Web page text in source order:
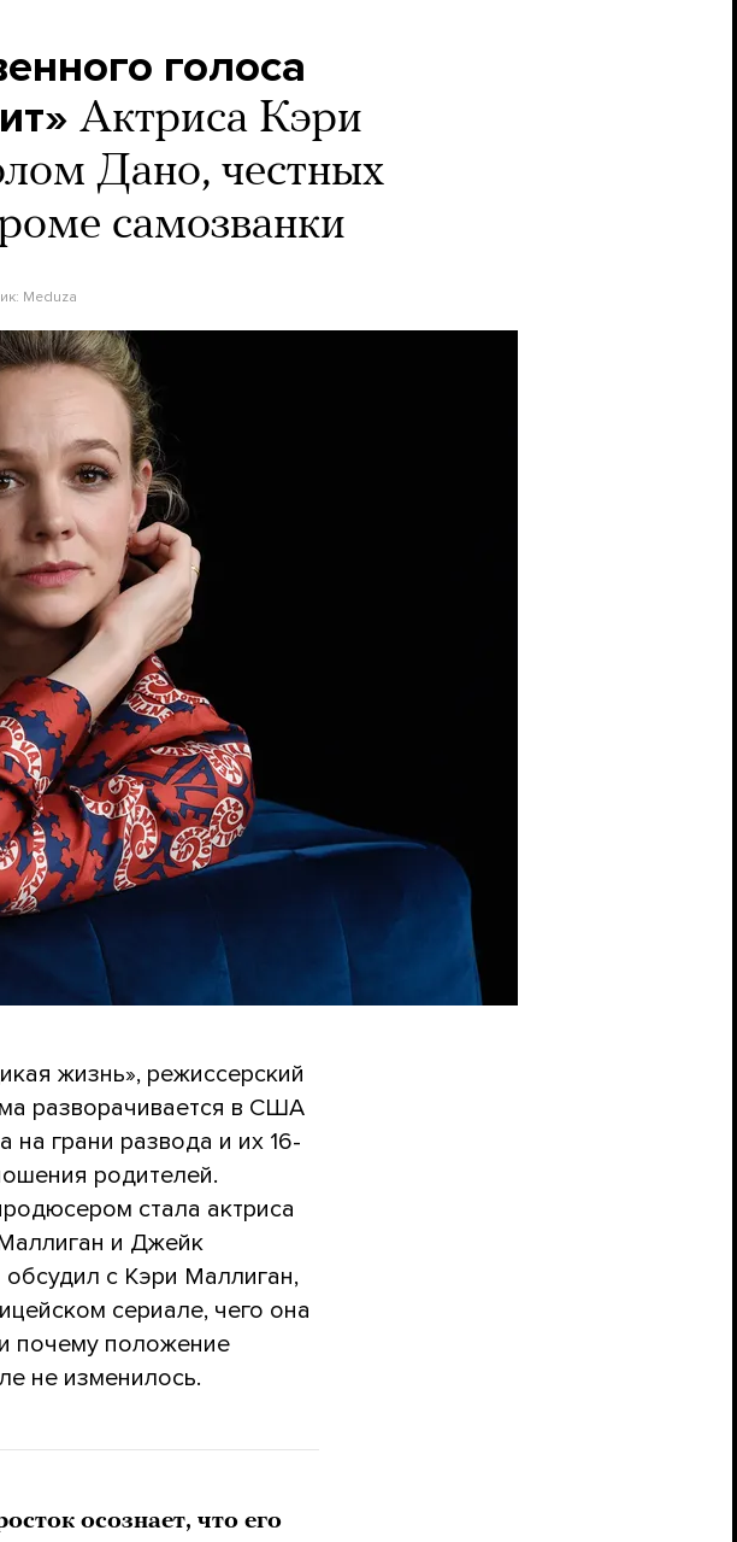
голоса
Актриса Кэри
Дано, честных
самозванки
Meduza
жизнь», режиссерский
разворачивается в США
на грани развода и их 16-
родителей.
стала актриса
и Джейк
с Кэри Маллиган,
сериале, чего она
почему положение
не изменилось.
осознает, что его